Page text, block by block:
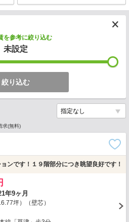
を参考に絞り込む
未設定
絞り込む
求(無料)
ンです！１９階部分につき眺望良好です！
年9ヶ月
坪）（壁芯）